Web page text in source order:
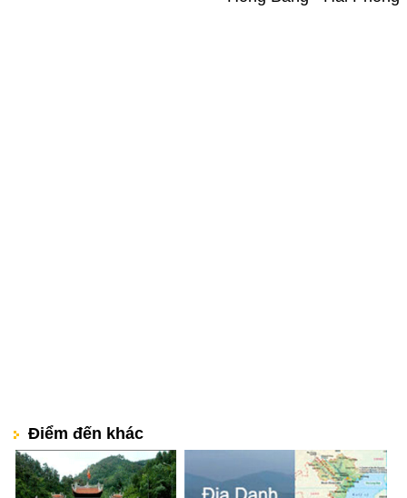
Điểm đến khác